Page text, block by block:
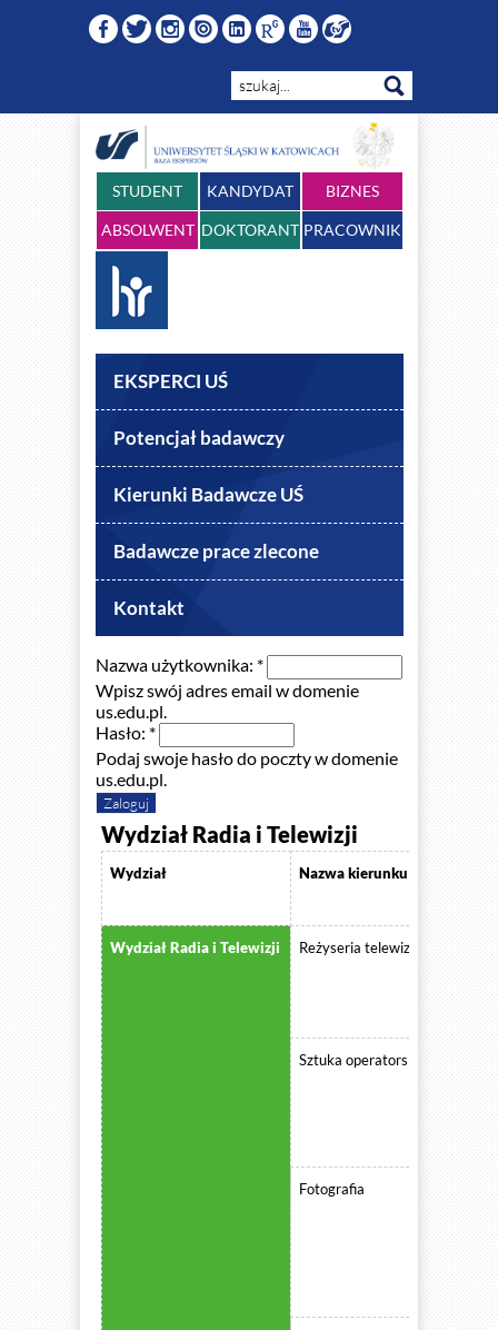
STUDENT KANDYDAT BIZNES
ABSOLWENT DOKTORANT PRACOWNIK
EKSPERCI UŚ
Potencjał badawczy
Kierunki Badawcze UŚ
Badawcze prace zlecone
Kontakt
Nazwa użytkownika: *
Wpisz swój adres email w domenie
us.edu.pl.
Hasło: *
Podaj swoje hasło do poczty w domenie
us.edu.pl.
Wydział Radia i Telewizji
Wydział Nazwa kierunku badawczego
Wydział Radia i Telewizji Reżyseria telewizyjno -
Sztuka operatorska
Fotografia